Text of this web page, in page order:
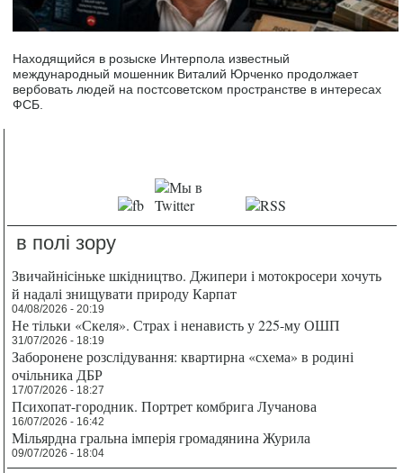
Находящийся в розыске Интерпола известный
международный мошенник Виталий Юрченко продолжает
вербовать людей на постсоветском пространстве в интересах
ФСБ.
в полі зору
Звичайнісіньке шкідництво. Джипери і мотокросери хочуть
й надалі знищувати природу Карпат
04/08/2026 - 20:19
Не тільки «Скеля». Страх і ненависть у 225-му ОШП
31/07/2026 - 18:19
Заборонене розслідування: квартирна «схема» в родині
очільника ДБР
17/07/2026 - 18:27
Психопат-городник. Портрет комбрига Лучанова
16/07/2026 - 16:42
Мільярдна гральна імперія громадянина Журила
09/07/2026 - 18:04